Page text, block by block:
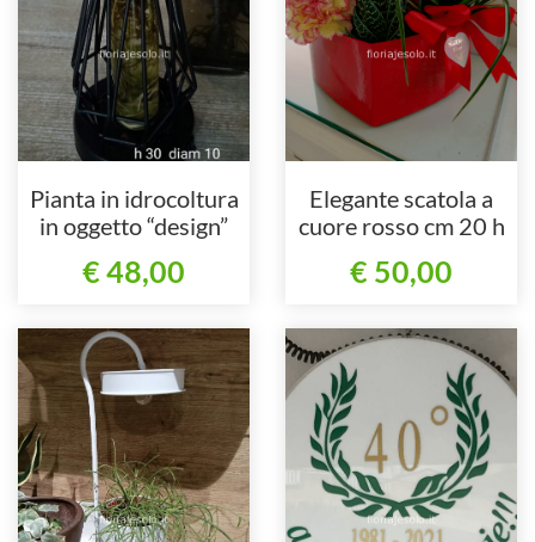
Pianta in idrocoltura
in oggetto “design”
€ 48,00
Elegante scatola a
cuore rosso cm 20 h
freschi
€ 50,00